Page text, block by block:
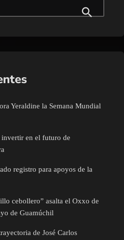
Yeraldine la Semana Mundial
en el futuro de
registro para apoyos de la
cebollero” asalta el Oxxo de
de Guamúchil
de José Carlos